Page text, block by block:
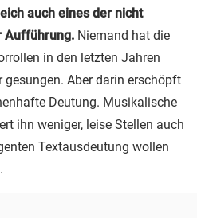
auch eines der nicht
Aufführung. Niemand hat die
in den letzten Jahren
Aber darin erschöpft
Deutung. Musikalische
ihn weniger, leise Stellen auch
Textausdeutung wollen